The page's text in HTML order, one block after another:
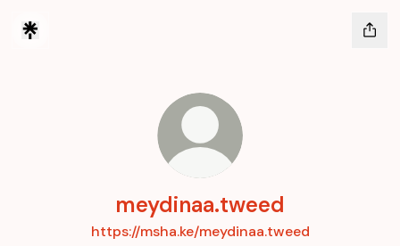
meydinaa.tweed
https://msha.ke/meydinaa.tweed